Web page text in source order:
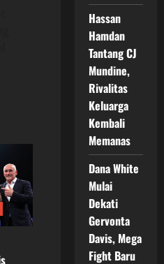
Hassan
Hamdan
Tantang CJ
Mundine,
Rivalitas
Keluarga
Kembali
Memanas
Dana White
Mulai
Dekati
Gervonta
Davis, Mega
Fight Baru